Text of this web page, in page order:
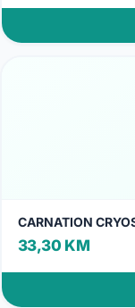
CARNATION
33,30 KM